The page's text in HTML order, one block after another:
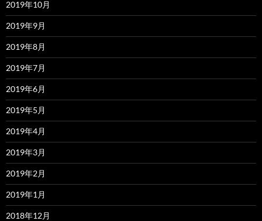
2019年10月
2019年9月
2019年8月
2019年7月
2019年6月
2019年5月
2019年4月
2019年3月
2019年2月
2019年1月
2018年12月